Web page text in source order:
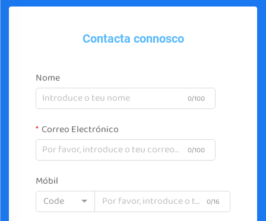
Contacta connosco
Nome
0/100
Correo Electrónico
0/100
Móbil
Code
0/16